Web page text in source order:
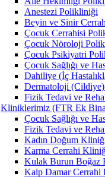
Anestezi Polikliniği
Beyin ve Sinir
Çocuk Cerrahisi
Çocuk Nöroloji
Çocuk Psikiyatri
Çocuk Sağlığı ve
Dahiliye (İç
Dermatoloji
Fizik Tedavi ve
Kliniklerimiz (FTR Ek
Çocuk Sağlığı ve
Fizik Tedavi ve
Kadın Doğum
Karma Cerrahi
Kulak Burun Boğaz
Kalp Damar Cerrahi